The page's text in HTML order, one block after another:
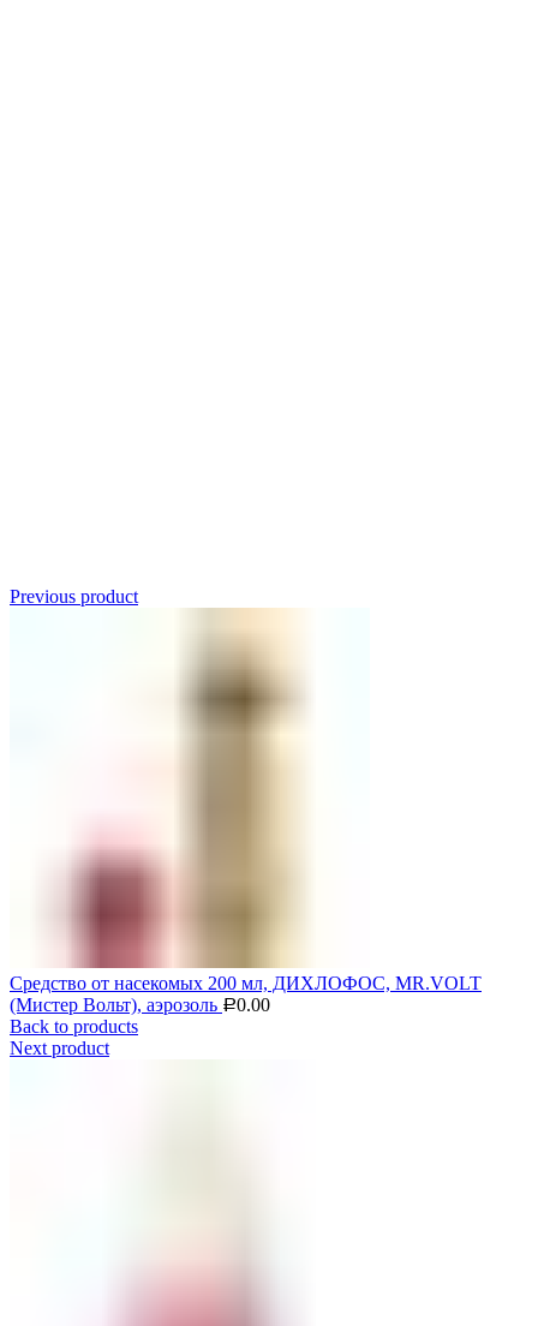
Previous product
Средство от насекомых 200 мл, ДИХЛОФОС, MR.VOLT
(Мистер Вольт), аэрозоль Р0.00
Back to products
Next product